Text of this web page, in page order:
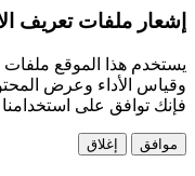
إشعار ملفات تعريف
يستخدم هذا الموقع ملفات
وقياس الأداء وعرض
فإنك توافق على
موافق إغلاق